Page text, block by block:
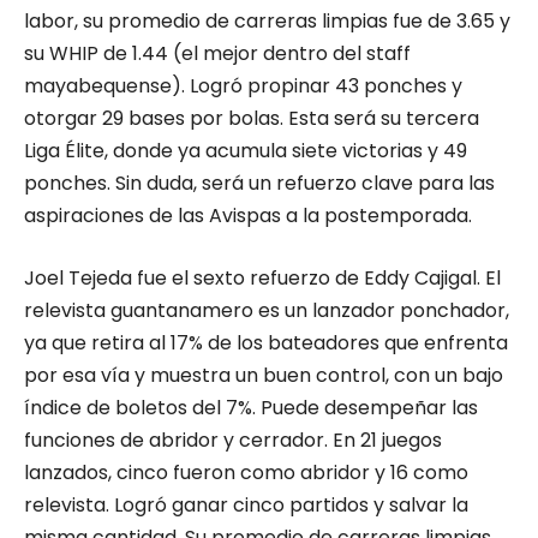
labor, su promedio de carreras limpias fue de 3.65 y
su WHIP de 1.44 (el mejor dentro del staff
mayabequense). Logró propinar 43 ponches y
otorgar 29 bases por bolas. Esta será su tercera
Liga Élite, donde ya acumula siete victorias y 49
ponches. Sin duda, será un refuerzo clave para las
aspiraciones de las Avispas a la postemporada.
Joel Tejeda fue el sexto refuerzo de Eddy Cajigal. El
relevista guantanamero es un lanzador ponchador,
ya que retira al 17% de los bateadores que enfrenta
por esa vía y muestra un buen control, con un bajo
índice de boletos del 7%. Puede desempeñar las
funciones de abridor y cerrador. En 21 juegos
lanzados, cinco fueron como abridor y 16 como
relevista. Logró ganar cinco partidos y salvar la